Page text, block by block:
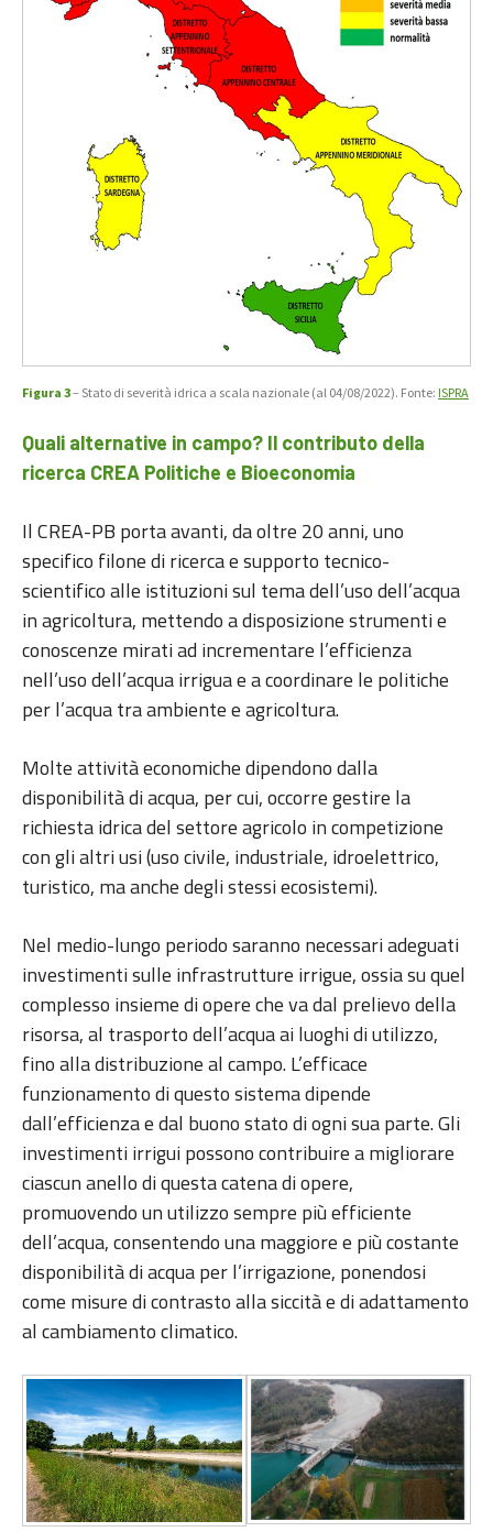
Figura 3– Stato di severità idrica a scala nazionale (al 04/08/2022). Fonte: ISPRA
Quali alternative in campo? Il contributo della
ricerca CREA Politiche e Bioeconomia
Il CREA-PB porta avanti, da oltre 20 anni, uno
specifico filone di ricerca e supporto tecnico-
scientifico alle istituzioni sul tema dell’uso dell’acqua
in agricoltura, mettendo a disposizione strumenti e
conoscenze mirati ad incrementare l’efficienza
nell’uso dell’acqua irrigua e a coordinare le politiche
per l’acqua tra ambiente e agricoltura.
Molte attività economiche dipendono dalla
disponibilità di acqua, per cui, occorre gestire la
richiesta idrica del settore agricolo in competizione
con gli altri usi (uso civile, industriale, idroelettrico,
turistico, ma anche degli stessi ecosistemi).
Nel medio-lungo periodo saranno necessari adeguati
investimenti sulle infrastrutture irrigue, ossia su quel
complesso insieme di opere che va dal prelievo della
risorsa, al trasporto dell’acqua ai luoghi di utilizzo,
fino alla distribuzione al campo. L’efficace
funzionamento di questo sistema dipende
dall’efficienza e dal buono stato di ogni sua parte. Gli
investimenti irrigui possono contribuire a migliorare
ciascun anello di questa catena di opere,
promuovendo un utilizzo sempre più efficiente
dell’acqua, consentendo una maggiore e più costante
disponibilità di acqua per l’irrigazione, ponendosi
come misure di contrasto alla siccità e di adattamento
al cambiamento climatico.